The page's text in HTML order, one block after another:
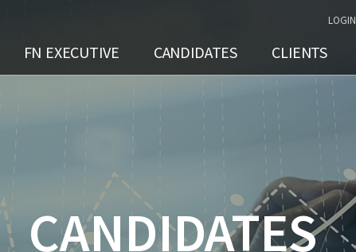
LOGIN
FN EXECUTIVE CANDIDATES CLIENTS
CANDIDATES